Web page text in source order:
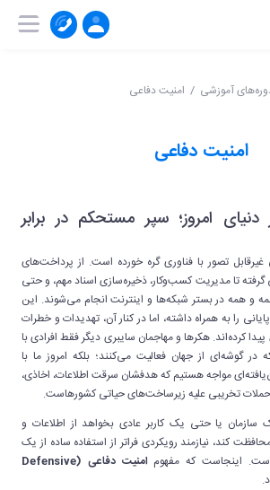
ثبت‌ نام | ورود
آموزشی امنیت دفاعی
امنیت دفاعی
امروز؛ سپر مستحکم در برابر
تصور با فناوری گره خورده است. از پرداخت‌های
گرفته تا مدیریت کسب‌وکار، ذخیره‌سازی اسناد مهم، و حتی
همه و همه در بستر شبکه‌ها و اینترنت انجام می‌شوند. این
را به همراه داشته، اما در کنار آن، تهدیدات و خطرات
کرده‌اند. هکرها و مهاجمان سایبری دیگر فقط افرادی با
در گوشه‌ای از جهان فعالیت می‌کنند؛ بلکه امروز ما با
مواجه هستیم که هدفشان سرقت اطلاعات، اخاذی،
تخریبی علیه زیرساخت‌های حیاتی کشورهاست.
سازمان یا حتی یک کاربر عادی بخواهد از اطلاعات و
کند، نیازمند رویکردی فراتر از استفاده ساده از یک
اینجاست که مفهوم
امنیت دفاعی (Defensive